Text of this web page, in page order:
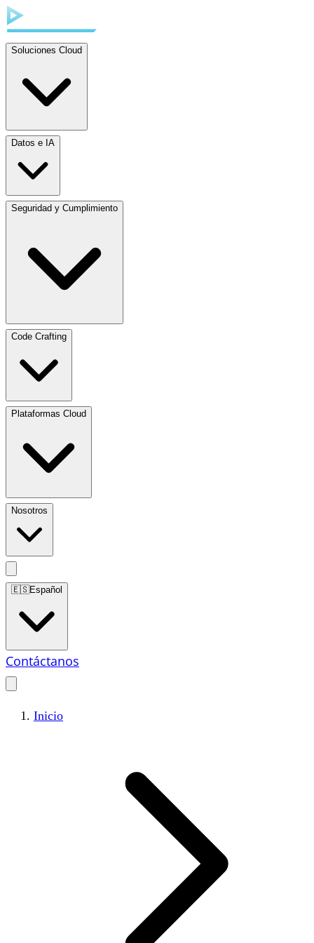
Soluciones Cloud
Datos e IA
Seguridad y Cumplimiento
Code Crafting
Plataformas Cloud
Nosotros
🇪🇸Español
Contáctanos
Inicio